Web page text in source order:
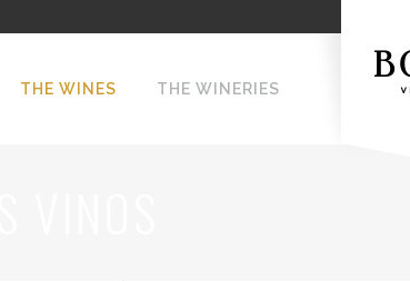
THE WINES THE WINERIES